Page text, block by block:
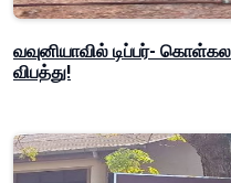
வவுனியாவில் டிப்பர்-
விபத்து!